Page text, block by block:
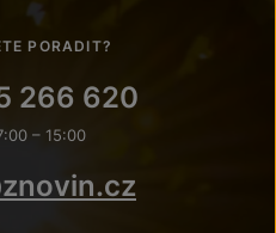
PORADIT?
266 620
– 15:00